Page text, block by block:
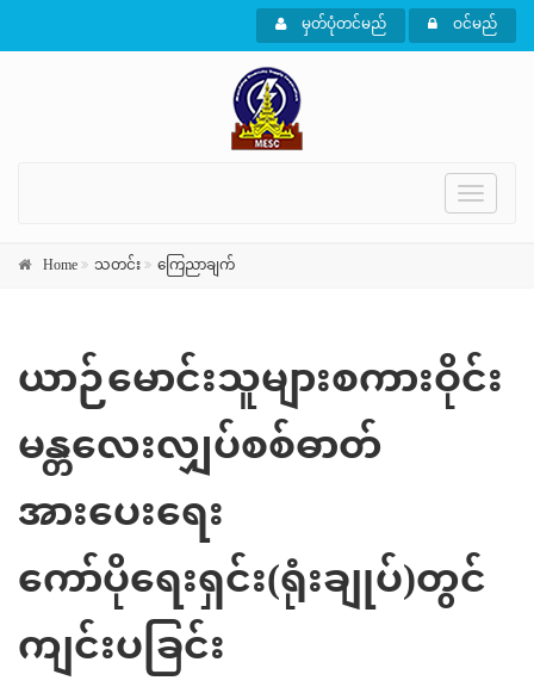
မှတ်ပုံတင်မည် ဝင်မည်
Toggle
Home သတင်း ကြေညာချက်
ယာဉ်မောင်းသူများစကားဝိုင်း
မန္တလေးလျှပ်စစ်ဓာတ်
အားပေးရေး
ကော်ပိုရေးရှင်း(ရုံးချုပ်)တွင်
ကျင်းပခြင်း